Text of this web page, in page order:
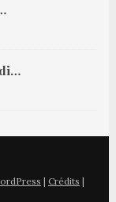
| Crédits |